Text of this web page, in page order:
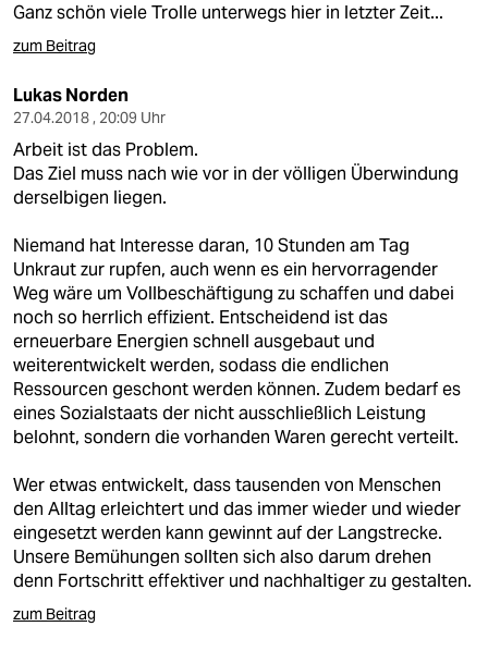
Ganz schön viele Trolle unterwegs hier in letzter Zeit...
zum Beitrag
Lukas Norden
27.04.2018 , 20:09 Uhr
Arbeit ist das Problem.
Das Ziel muss nach wie vor in der völligen Überwindung
derselbigen liegen.
Niemand hat Interesse daran, 10 Stunden am Tag
Unkraut zur rupfen, auch wenn es ein hervorragender
Weg wäre um Vollbeschäftigung zu schaffen und dabei
noch so herrlich effizient. Entscheidend ist das
erneuerbare Energien schnell ausgebaut und
weiterentwickelt werden, sodass die endlichen
Ressourcen geschont werden können. Zudem bedarf es
eines Sozialstaats der nicht ausschließlich Leistung
belohnt, sondern die vorhanden Waren gerecht verteilt.
Wer etwas entwickelt, dass tausenden von Menschen
den Alltag erleichtert und das immer wieder und wieder
eingesetzt werden kann gewinnt auf der Langstrecke.
Unsere Bemühungen sollten sich also darum drehen
denn Fortschritt effektiver und nachhaltiger zu gestalten.
zum Beitrag